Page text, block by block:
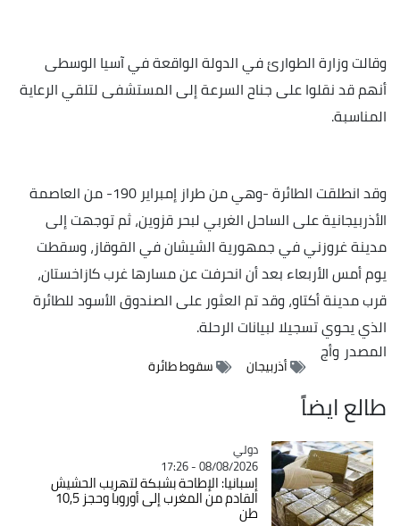
وقالت وزارة الطوارئ في الدولة الواقعة في آسيا الوسطى
أنهم قد نقلوا على جناح السرعة إلى المستشفى لتلقي الرعاية
المناسبة.
وقد انطلقت الطائرة -وهي من طراز إمبراير 190- من العاصمة
الأذربيجانية على الساحل الغربي لبحر قزوين، ثم توجهت إلى
مدينة غروزني في جمهورية الشيشان في القوقاز، وسقطت
يوم أمس الأربعاء بعد أن انحرفت عن مسارها غرب كازاخستان،
قرب مدينة أكتاو، وقد تم العثور على الصندوق الأسود للطائرة
الذي يحوي تسجيلا لبيانات الرحلة.
المصدروأج
أذربيجان سقوط طائرة
طالع ايضاً
Catégorie
دولي
08/08/2026 - 17:26
إسبانيا: الإطاحة بشبكة لتهريب الحشيش
القادم من المغرب إلى أوروبا وحجز 10,5
طن